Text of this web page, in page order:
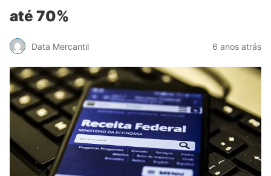
até 70%
Data Mercantil 6 anos atrás